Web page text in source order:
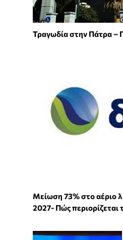
Τραγωδία στην Πάτρα –
Μείωση 73% στο αέριο
2027- Πώς